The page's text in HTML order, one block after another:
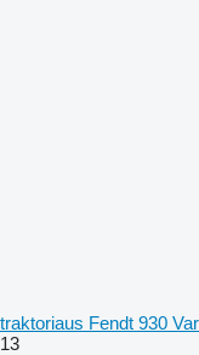
traktoriaus Fendt 930
13